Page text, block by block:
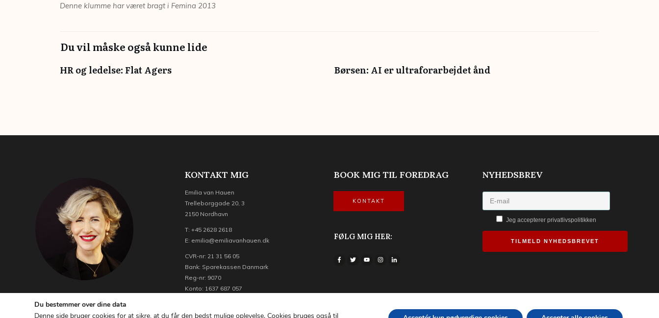
Denne klumme har været bragt i Femina 2013
Du vil måske også kunne lide
HR og ledelse: Flat Agers Børsen: AI er ultraforarbejdet ånd
KONTAKT MIG
Emilia van Hauen
Trelleborggade 20, 3
2150 Nordhavn
T: +45 2628 2618
E: emilia@emiliavanhauen.dk
CVR-nr: 21 31 56 05
Bank: Sparekassen Danmark
Reg-nr: 9070
Konto: 1637 687 057
BOOK MIG TIL FOREDRAG
KONTAKT
FØLG MIG HER:
NYHEDSBREV
Jeg accepterer privatlivspolitikken
TILMELD NYHEDSBREVET
Copyright © 2022 | Emilia van Hauen | Om cookies
Du bestemmer over dine data
Denne side bruger cookies for at sikre, at du får den bedst mulige oplevelse. Cookies bruges også til